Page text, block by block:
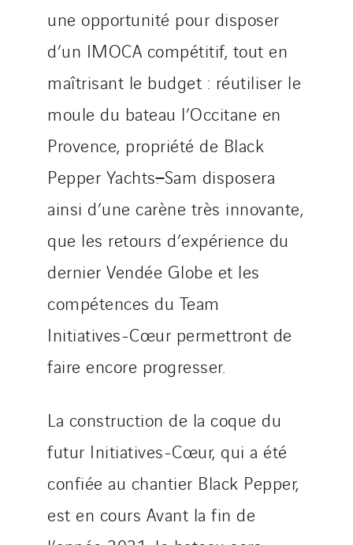
une opportunité pour disposer
d’un IMOCA compétitif, tout en
maîtrisant le budget : réutiliser le
moule du bateau l’Occitane en
Provence, propriété de Black
Pepper Yachts.Sam disposera
ainsi d’une carène très innovante,
que les retours d’expérience du
dernier Vendée Globe et les
compétences du Team
Initiatives-Cœur permettront de
faire encore progresser.
La construction de la coque du
futur Initiatives-Cœur, qui a été
confiée au chantier Black Pepper,
est en cours Avant la fin de